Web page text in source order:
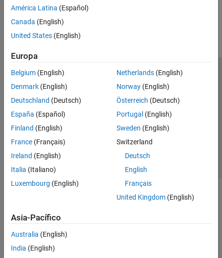
América Latina (Español)
Canada (English)
United States (English)
Europa
Belgium (English)
Denmark (English)
Deutschland (Deutsch)
España (Español)
Finland (English)
France (Français)
Ireland (English)
Italia (Italiano)
Luxembourg (English)
Netherlands(English)
Norway(English)
Österreich (Deutsch)
Portugal (English)
Sweden (English)
Switzerland
Deutsch
English
Français
United Kingdom(English)
Asia-Pacífico
Australia (English)
India (English)
Centro de confianza
Marcas comerciales
Política de privacidad
Antipiratería
Estado de las aplicaciones
Información de contacto
© 1994-2026 The MathWorks, Inc.